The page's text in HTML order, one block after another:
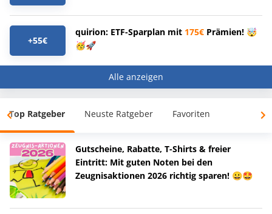
+55€
quirion: ETF-Sparplan mit 175€ Prämien! 🤯
🥳🚀
Alle anzeigen
Top Ratgeber Neuste Ratgeber Favoriten
Gutscheine, Rabatte, T-Shirts & freier
Eintritt: Mit guten Noten bei den
Zeugnisaktionen 2026 richtig sparen! 😀🤩